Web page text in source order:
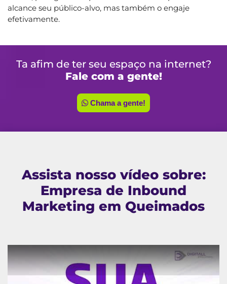
alcance seu público-alvo, mas também o engaje
efetivamente.
Ta afim de ter seu espaço na internet?
Fale com a gente!
Chama a gente!
Assista nosso vídeo sobre:
Empresa de Inbound
Marketing em Queimados